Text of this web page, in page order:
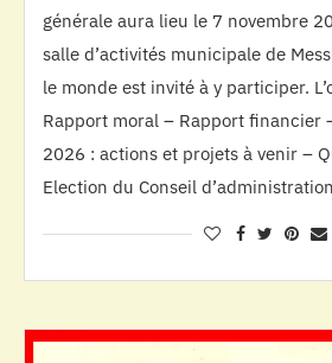
générale aura lieu le 7 novembre
salle d’activités municipale de
le monde est invité à y participer.
Rapport moral – Rapport financier
2026 : actions et projets à venir –
Election du Conseil